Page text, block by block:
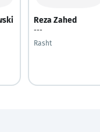
Reza Zahed
---
Rasht